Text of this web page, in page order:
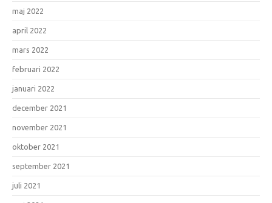
maj 2022
april 2022
mars 2022
februari 2022
januari 2022
december 2021
november 2021
oktober 2021
september 2021
juli 2021